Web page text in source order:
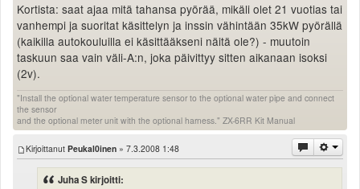
Kortista: saat ajaa mitä tahansa pyörää, mikäli olet 21 vuotias tai
vanhempi ja suoritat käsittelyn ja inssin vähintään 35kW pyörällä
(kaikilla autokouluilla ei käsittääkseni näitä ole?) - muutoin
taskuun saa vain väli-A:n, joka päivittyy sitten aikanaan isoksi
(2v).
"Install the optional water temperature sensor to the optional water pipe and connect
the sensor
and the optional meter unit with the optional harness." ZX-6RR Kit Manual
Kirjoittanut Peukal0inen » 7.3.2008 1:48
Juha S kirjoitti: